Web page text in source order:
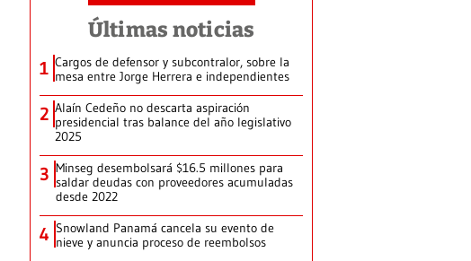
Últimas noticias
1 Cargos de defensor y subcontralor, sobre la
mesa entre Jorge Herrera e independientes
2 Alaín Cedeño no descarta aspiración
presidencial tras balance del año legislativo
2025
3 Minseg desembolsará $16.5 millones para
saldar deudas con proveedores acumuladas
desde 2022
4 Snowland Panamá cancela su evento de
nieve y anuncia proceso de reembolsos